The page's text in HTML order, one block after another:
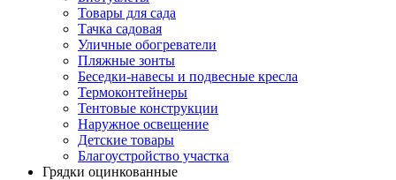
Товары для сада
Тачка садовая
Уличные обогреватели
Пляжные зонты
Беседки-навесы и подвесные кресла
Термоконтейнеры
Тентовые конструкции
Наружное освещение
Детские товары
Благоустройство участка
Грядки оцинкованные